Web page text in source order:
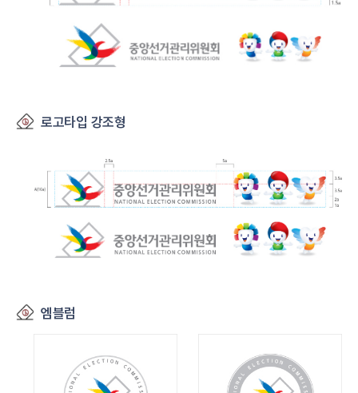
로고타입 강조형
엠블럼